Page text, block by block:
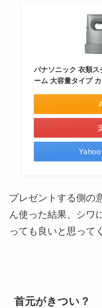
パナソニック 衣類ス
ーム 大容量タイプ
プレゼントする側の
ん使った結果、シワ
っても良いと思って
首元がきつい？